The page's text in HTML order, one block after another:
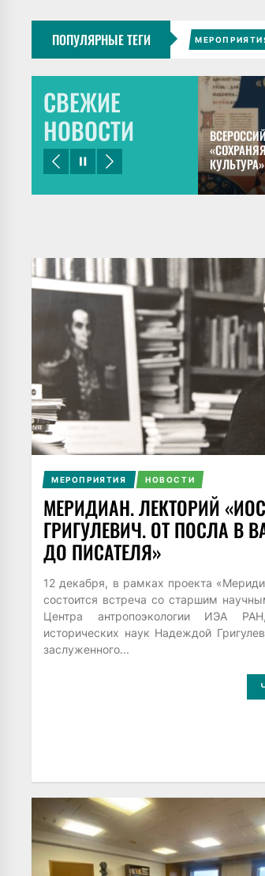
ПОПУЛЯРНЫЕ ТЕГИ
СВЕЖИЕ
НОВОСТИ
ПРЕДСТАВИЛ ДОКЛАДЫ НА
КОНГРЕССЕ МАЙЯНИСТОВ В
МЕРОПРИЯТИЯ НОВОСТИ
МЕРИДИАН. ЛЕКТОРИЙ
ГРИГУЛЕВИЧ. ОТ ПОСЛА В
ДО ПИСАТЕЛЯ»
12 декабря, в рамках проекта
состоится встреча со старшим
Центра антропоэкологии ИЭА
исторических наук Надеждой
заслуженного...